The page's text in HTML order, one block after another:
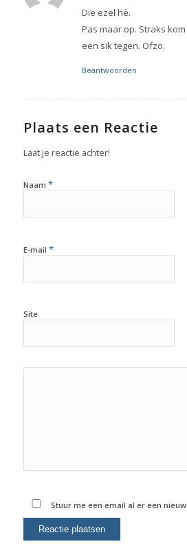
Die ezel hè.
Pas maar op. Straks
een sik tegen. Ofzo.
Beantwoorden
Plaats een Reactie
Laat je reactie achter!
Naam *
E-mail *
Site
Stuur me een email al er een